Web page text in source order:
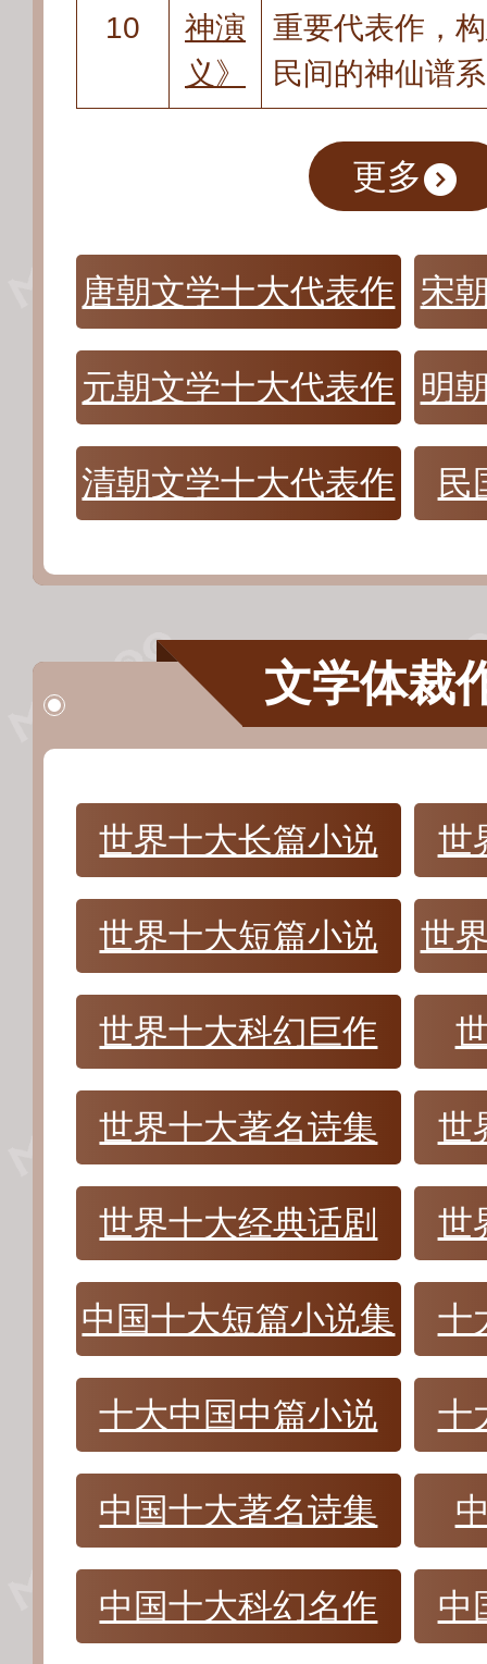
10
神演
义》
重要代表作 ，
民间的神仙谱系
更多
唐朝文学十大代表作 宋
元朝文学十大代表作 明
清朝文学十大代表作 民
文学体裁
世界十大长篇小说 世
世界十大短篇小说 世
世界十大科幻巨作
世界十大著名诗集 世
世界十大经典话剧 世
中国十大短篇小说集 十
十大中国中篇小说 十
中国十大著名诗集
中国十大科幻名作 中